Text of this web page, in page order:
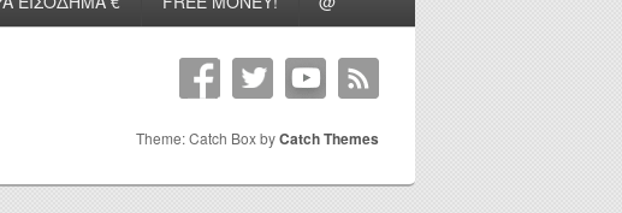
Theme: Catch Box byCatch Themes